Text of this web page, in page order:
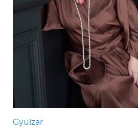
Gyulzar